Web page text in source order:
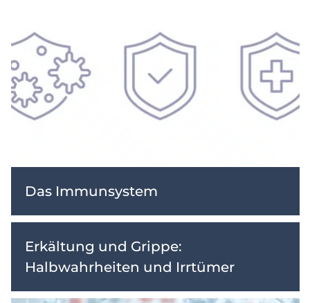
Das Immunsystem
Erkältung und Grippe:
Halbwahrheiten und Irrtümer